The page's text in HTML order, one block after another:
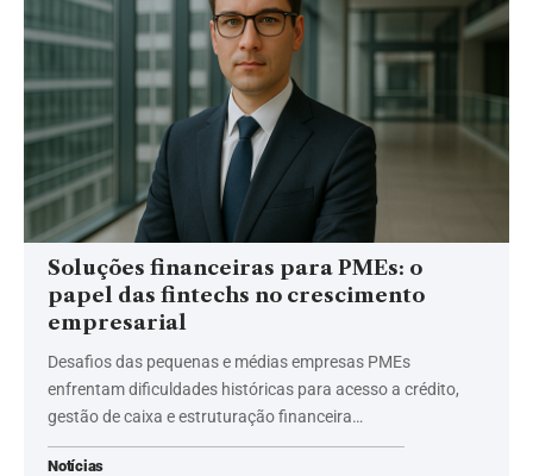
Soluções financeiras para PMEs: o
papel das fintechs no crescimento
empresarial
Desafios das pequenas e médias empresas PMEs
enfrentam dificuldades históricas para acesso a crédito,
gestão de caixa e estruturação financeira…
Notícias